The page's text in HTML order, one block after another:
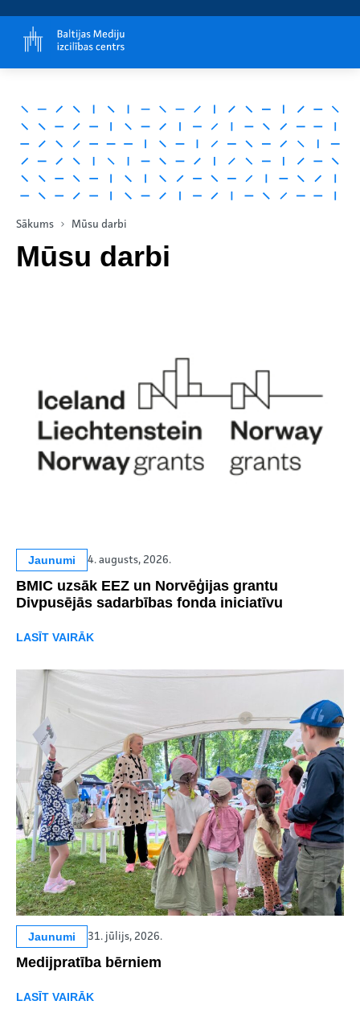
Sākums Mūsu darbi
Mūsu darbi
Jaunumi 4. augusts, 2026.
BMIC uzsāk EEZ un Norvēģijas grantu
Divpusējās sadarbības fonda iniciatīvu
LASĪT VAIRĀK
Jaunumi 31. jūlijs, 2026.
Medijpratība bērniem
LASĪT VAIRĀK